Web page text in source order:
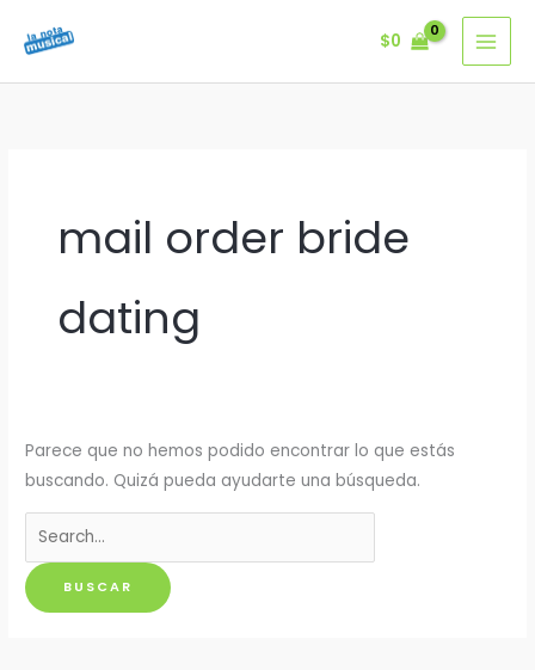
$0
mail order bride
dating
Parece que no hemos podido encontrar lo que estás
buscando. Quizá pueda ayudarte una búsqueda.
Buscar
por: